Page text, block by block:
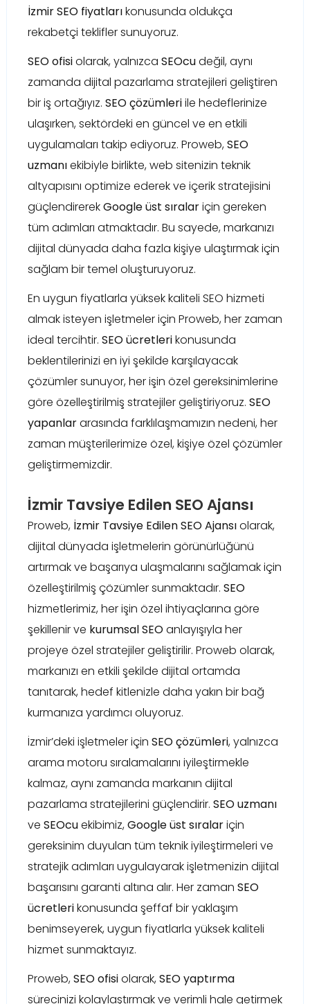
İzmir SEO fiyatlarıkonusunda oldukça
rekabetçi teklifler sunuyoruz.
SEO ofisiolarak, yalnızca SEOcudeğil, aynı
zamanda dijital pazarlama stratejileri geliştiren
bir iş ortağıyız. SEO çözümleriile hedeflerinize
ulaşırken, sektördeki en güncel ve en etkili
uygulamaları takip ediyoruz. Proweb,SEO
uzmanıekibiyle birlikte, web sitenizin teknik
altyapısını optimize ederek ve içerik stratejisini
güçlendirerekGoogle üst sıralariçin gereken
tüm adımları atmaktadır. Bu sayede, markanızı
dijital dünyada daha fazla kişiye ulaştırmak için
sağlam bir temel oluşturuyoruz.
En uygun fiyatlarla yüksek kaliteli SEO hizmeti
almak isteyen işletmeler için Proweb, her zaman
ideal tercihtir. SEO ücretlerikonusunda
beklentilerinizi en iyi şekilde karşılayacak
çözümler sunuyor, her işin özel gereksinimlerine
göre özelleştirilmiş stratejiler geliştiriyoruz. SEO
yapanlararasında farklılaşmamızın nedeni, her
zaman müşterilerimize özel, kişiye özel çözümler
geliştirmemizdir.
İzmir Tavsiye Edilen SEO Ajansı
Proweb, İzmir Tavsiye Edilen SEO Ajansıolarak,
dijital dünyada işletmelerin görünürlüğünü
artırmak ve başarıya ulaşmalarını sağlamak için
özelleştirilmiş çözümler sunmaktadır. SEO
hizmetlerimiz, her işin özel ihtiyaçlarına göre
şekillenir ve kurumsal SEOanlayışıyla her
projeye özel stratejiler geliştirilir. Proweb olarak,
markanızı en etkili şekilde dijital ortamda
tanıtarak, hedef kitlenizle daha yakın bir bağ
kurmanıza yardımcı oluyoruz.
İzmir’deki işletmeler için SEO çözümleri, yalnızca
arama motoru sıralamalarını iyileştirmekle
kalmaz, aynı zamanda markanın dijital
pazarlama stratejilerini güçlendirir. SEO uzmanı
ve SEOcuekibimiz,Google üst sıralariçin
gereksinim duyulan tüm teknik iyileştirmeleri ve
stratejik adımları uygulayarak işletmenizin dijital
başarısını garanti altına alır. Her zaman SEO
ücretlerikonusunda şeffaf bir yaklaşım
benimseyerek, uygun fiyatlarla yüksek kaliteli
hizmet sunmaktayız.
Proweb,SEO ofisiolarak,SEO yaptırma
sürecinizi kolaylaştırmak ve verimli hale getirmek